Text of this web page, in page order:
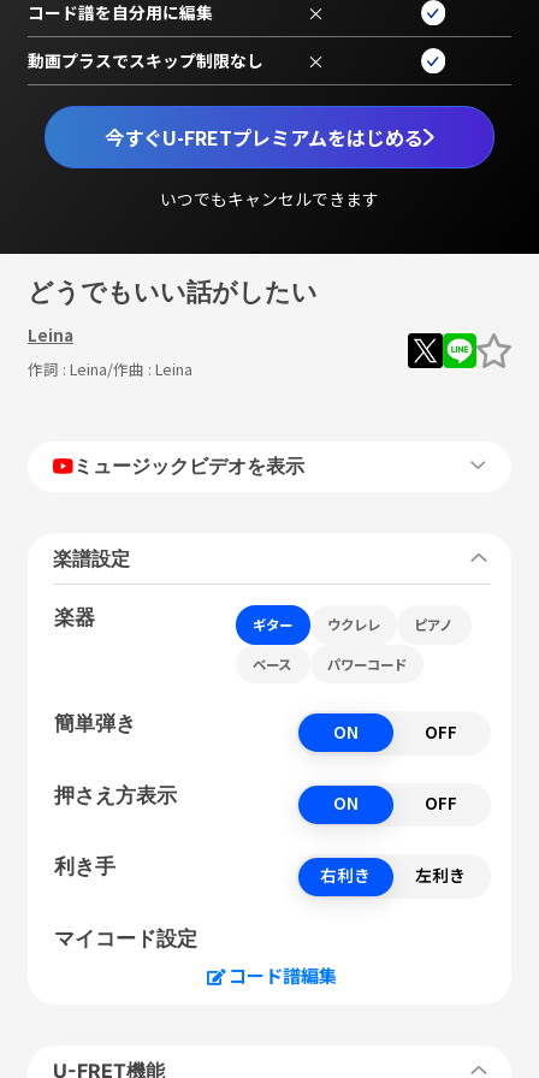
今すぐU-FRETプレミアムをはじめる
いつでもキャンセルできます
コード譜を自分用に編集 ×
動画プラスでスキップ制限なし ×
どうでもいい話がしたい
Leina
作詞 : Leina/作曲 : Leina
ミュージックビデオを表示
楽譜設定
楽器 ギター ウクレレ ピアノ
ベース パワーコード
簡単弾き ON OFF
押さえ方表示 ON OFF
利き手 右利き 左利き
マイコード設定
コード譜編集
U-FRET機能